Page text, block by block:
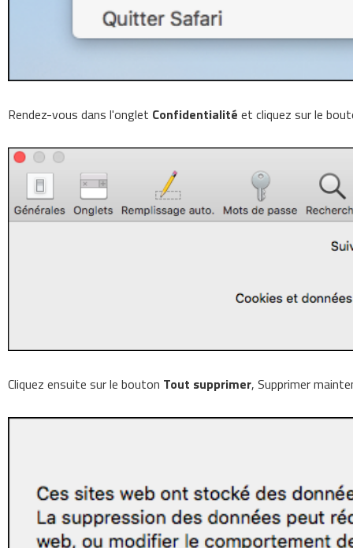
Rendez-vous dans l'onglet Confidentialité et cliquez sur le
Cliquez ensuite sur le bouton Tout supprimer, Supprimer